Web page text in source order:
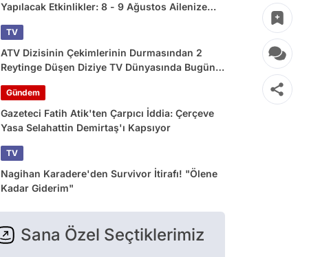
Yapılacak Etkinlikler: 8 - 9 Ağustos Ailenize
TV
ATV Dizisinin Çekimlerinin Durmasından 2
Reytinge Düşen Diziye TV Dünyasında Bugün
Gündem
Gazeteci Fatih Atik'ten Çarpıcı İddia: Çerçeve
Yasa Selahattin Demirtaş'ı Kapsıyor
TV
Nagihan Karadere'den Survivor İtirafı! "Ölene
Kadar Giderim"
Sana Özel Seçtiklerimiz